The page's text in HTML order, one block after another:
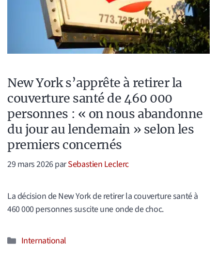
New York s’apprête à retirer la
couverture santé de 460 000
personnes : « on nous abandonne
du jour au lendemain » selon les
premiers concernés
29 mars 2026parSebastien Leclerc
La décision de New York de retirer la couverture santé à
460 000 personnes suscite une onde de choc.
Catégories
International